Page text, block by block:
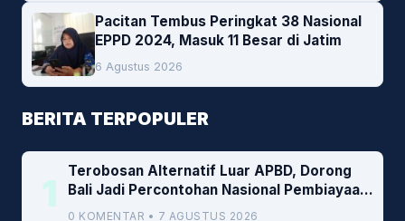
Pacitan Tembus Peringkat 38 Nasional
EPPD 2024, Masuk 11 Besar di Jatim
6 Agustus 2026
BERITA TERPOPULER
1
Terobosan Alternatif Luar APBD, Dorong
Bali Jadi Percontohan Nasional Pembiayaan
Daerah
0 KOMENTAR • 7 AGUSTUS 2026